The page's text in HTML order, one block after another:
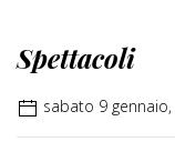
Spettacoli
sabato 9 gennaio,